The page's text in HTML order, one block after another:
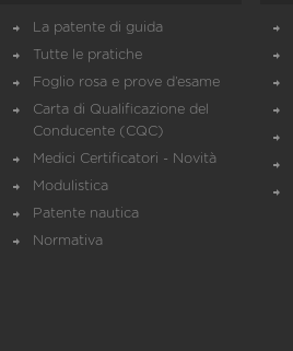
La patente di guida
Tutte le pratiche
Foglio rosa e prove d’esame
Carta di Qualificazione del
Conducente (CQC)
Medici Certificatori - Novità
Modulistica
Patente nautica
Normativa